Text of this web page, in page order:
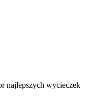
najlepszych wycieczek